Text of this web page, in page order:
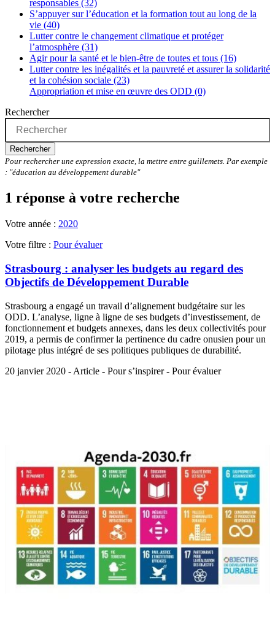
responsables (32)
S’appuyer sur l’éducation et la formation tout au long de la
vie (40)
Lutter contre le changement climatique et protéger
l’atmosphère (31)
Agir pour la santé et le bien-être de toutes et tous (16)
Lutter contre les inégalités et la pauvreté et assurer la solidarité
et la cohésion sociale (23)
Appropriation et mise en œuvre des ODD (0)
Rechercher
Rechercher
Pour rechercher une expression exacte, la mettre entre guillemets. Par exemple
: "éducation au développement durable"
1 réponse à votre recherche
Votre année : 2020
Votre filtre : Pour évaluer
Strasbourg : analyser les budgets au regard des
Objectifs de Développement Durable
Strasbourg a engagé un travail d’alignement budgétaire sur les
ODD. L’analyse, ligne à ligne de ses budgets d’investissement, de
fonctionnement et budgets annexes, dans les deux collectivités pour
2019, a permis de confirmer la pertinence du cadre onusien pour un
pilotage plus intégré de ses politiques publiques de durabilité.
20 janvier 2020 - Article - Pour s’inspirer - Pour évaluer